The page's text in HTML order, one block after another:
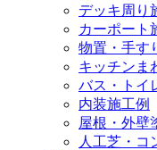
デッキ周り
カーポート
物置・手す
キッチンま
バス・トイ
内装施工例
屋根・外壁
人工芝・コ